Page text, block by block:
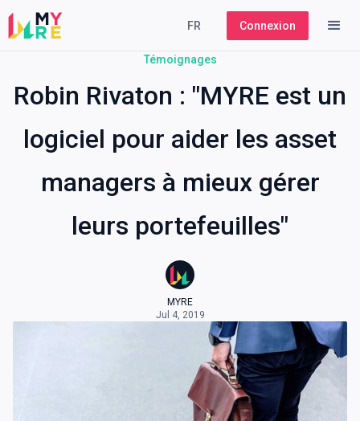
FR Connexion
Témoignages
Robin Rivaton : "MYRE est un
logiciel pour aider les asset
managers à mieux gérer
leurs portefeuilles"
MYRE
Jul 4, 2019